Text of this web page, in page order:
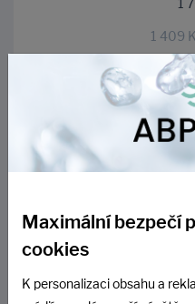
1
1 409
DO
Maximální bezpečí
cookies
K personalizaci obsahu a